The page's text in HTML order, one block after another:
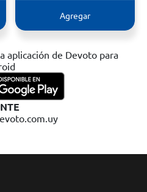
Agregar
aplicación de Devoto para